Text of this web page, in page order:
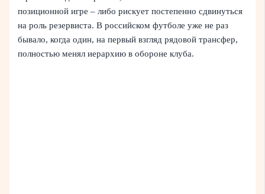
позиционной игре – либо рискует постепенно сдвинуться
на роль резервиста. В российском футболе уже не раз
бывало, когда один, на первый взгляд рядовой трансфер,
полностью менял иерархию в обороне клуба.